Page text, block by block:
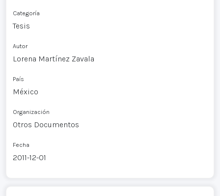
Categoría
Tesis
Autor
Lorena Martínez Zavala
País
México
Organización
Otros Documentos
Fecha
2011-12-01